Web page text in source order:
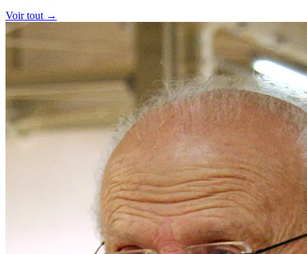
Voir tout →